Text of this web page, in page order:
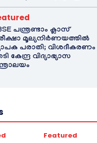
പന്ത്രണ്ടാം ക്ലാസ്
മൂല്യനിർണയത്തിൽ
പരാതി; വിശദീകരണം
കേന്ദ്ര വിദ്യാഭ്യാസ
Featured